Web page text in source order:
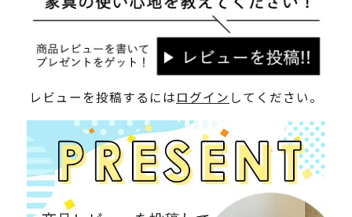
レビューを投稿するにはログイン してください。